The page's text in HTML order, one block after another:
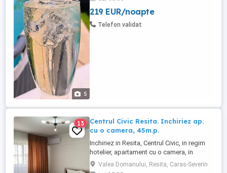
5
supremă! Cu temperaturi caniculare afară,
cum să nu-ți doreșți o scăldărică în
PISCINA (32mp) ? Sau de ce nu în
219 EUR/noapte
Telefon validat
13
Centrul Civic Resita. Inchiriez ap.
cu o camera, 45m.p.
Inchiriez in Resita, Centrul Civic, in regim
hotelier, apartament cu o camera, in
suprafata de 45 mp, pentru cel mult doua
persoane. Apartamentul este clasificat cu
Valea Domanului, Resita, Caras-Severin